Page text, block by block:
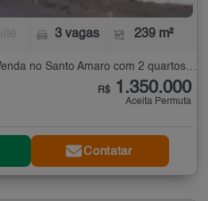
3 vagas 239 m²
Condomínio Fechado à Venda no Santo Amaro com 2 quartos - 239 m²
R$ 1.350.000
Aceita Permuta
Contatar